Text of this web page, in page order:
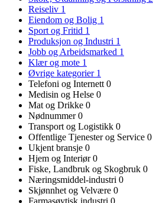
Reiseliv 1
Eiendom og Bolig 1
Sport og Fritid 1
Produksjon og Industri 1
Jobb og Arbeidsmarked 1
Klær og mote 1
Øvrige kategorier 1
Telefoni og Internett 0
Medisin og Helse 0
Mat og Drikke 0
Nødnummer0
Transport og Logistikk 0
Offentlige Tjenester og Service 0
Ukjent bransje 0
Hjem og Interiør0
Fiske, Landbruk og Skogbruk 0
Næringsmiddel-industri 0
Skjønnhet og Velvære 0
Farmasøytisk industri 0